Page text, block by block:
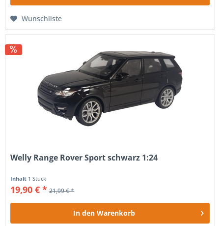
Wunschliste
Welly Range Rover Sport schwarz 1:24
Inhalt 1 Stück
19,90 € * 21,99 € *
In den Warenkorb